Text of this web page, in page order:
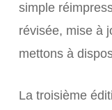
simple
révisée, mise à
mettons à
La troisième